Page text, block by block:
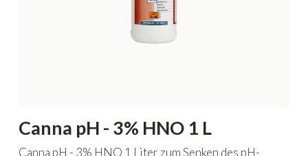
Canna pH - 3% HNO 1 L
Canna pH - 3% HNO 1 Liter zum Senken des pH-